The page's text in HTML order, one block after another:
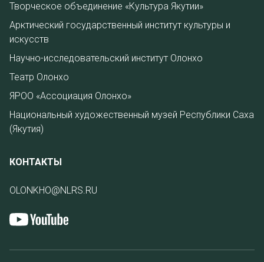
Творческое объединение «Культура Якутии»
Арктический государственный институт культуры и
искусств
Научно-исследовательский институт Олонхо
Театр Олонхо
ЯРОО «Ассоциация Олонхо»
Национальный художественный музей Республики Саха
(Якутия)
КОНТАКТЫ
OLONKHO@NLRS.RU